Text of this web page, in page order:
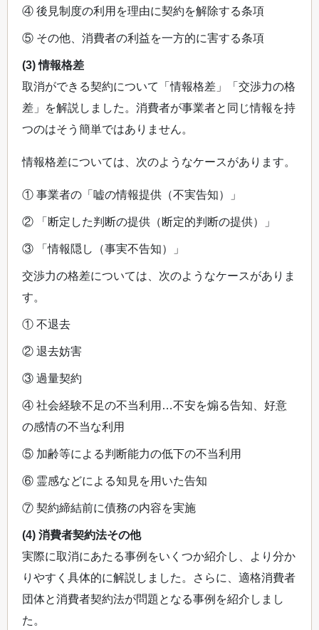
④ 後見制度の利用を理由に契約を解除する条項
⑤ その他、消費者の利益を一方的に害する条項
(3) 情報格差
取消ができる契約について「情報格差」「交渉力の格
差」を解説しました。消費者が事業者と同じ情報を持
つのはそう簡単ではありません。
情報格差については、次のようなケースがあります。
① 事業者の「嘘の情報提供（不実告知）」
② 「断定した判断の提供（断定的判断の提供）」
③ 「情報隠し（事実不告知）」
交渉力の格差については、次のようなケースがありま
す。
① 不退去
② 退去妨害
③ 過量契約
④ 社会経験不足の不当利用…不安を煽る告知、好意
の感情の不当な利用
⑤ 加齢等による判断能力の低下の不当利用
⑥ 霊感などによる知見を用いた告知
⑦ 契約締結前に債務の内容を実施
(4) 消費者契約法その他
実際に取消にあたる事例をいくつか紹介し、より分か
りやすく具体的に解説しました。さらに、適格消費者
団体と消費者契約法が問題となる事例を紹介しまし
た。